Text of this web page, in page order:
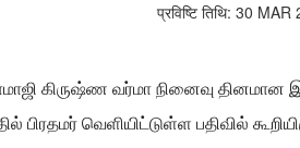
प्रविष्टि तिथि: 30
கிருஷ்ண வர்மா நினைவு தினமான
வெளியிட்டுள்ள பதிவில்